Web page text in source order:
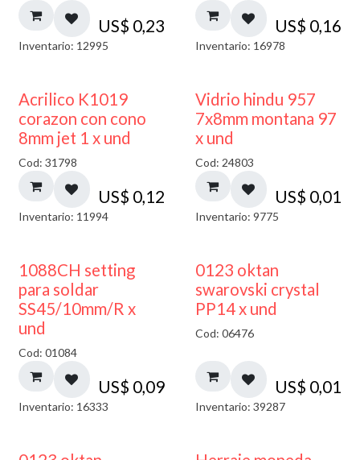
US$ 0,23
Inventario: 12995
US$ 0,16
Inventario: 16978
Acrilico K1019
corazon con cono
8mm jet 1 x und
Cod: 31798
US$ 0,12
Inventario: 11994
40% DESCUENTO
Vidrio hindu 957
7x8mm montana 97
x und
Cod: 24803
US$ 0,01
Inventario: 9775
1088CH setting
para soldar
SS45/10mm/R x
und
Cod: 01084
US$ 0,09
Inventario: 16333
0123 oktan
swarovski crystal
PP14 x und
Cod: 06476
US$ 0,01
Inventario: 39287